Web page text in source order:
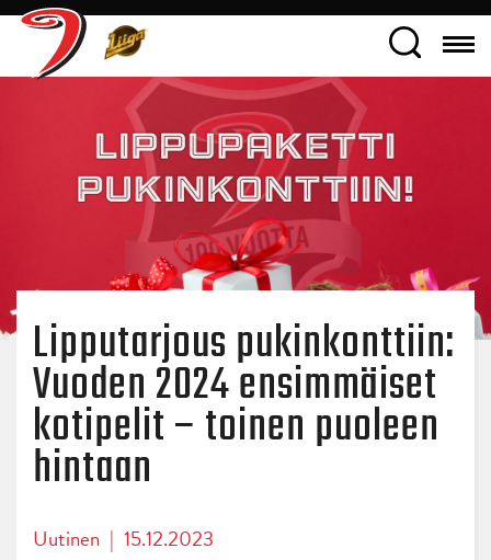
Lipputarjous pukinkonttiin:
Vuoden 2024 ensimmäiset
kotipelit – toinen puoleen
hintaan
Uutinen | 15.12.2023